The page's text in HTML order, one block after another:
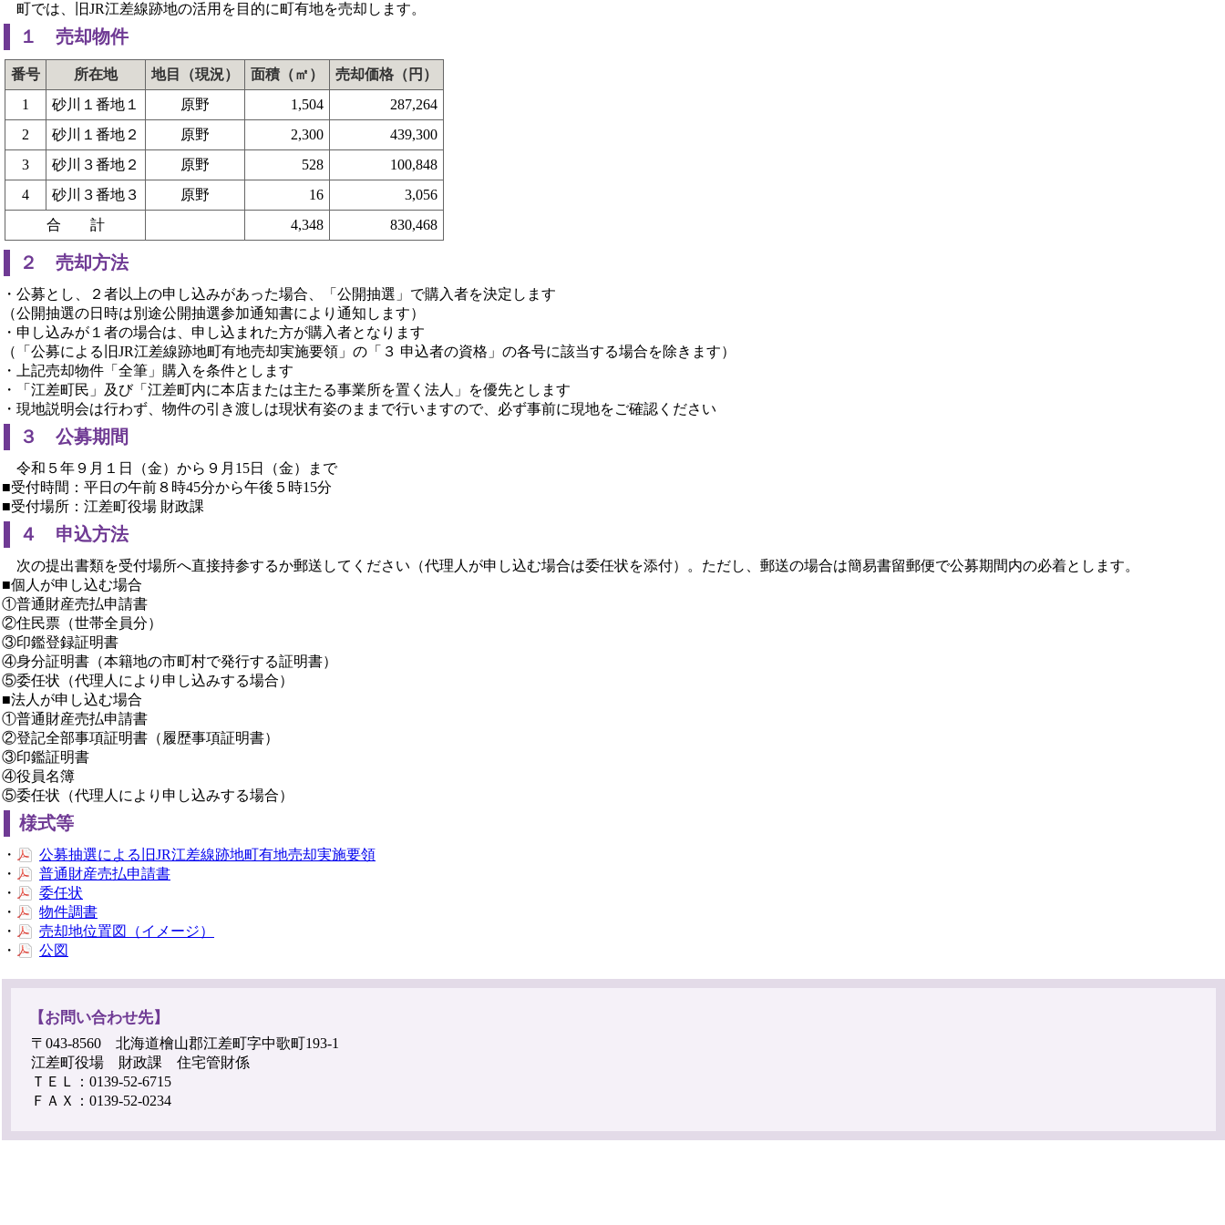
町では、旧JR江差線跡地の活用を目的に町有地を売却します。
１ 売却物件
番号 所在地 地目（現況） 面積（㎡）
売却価格（円）
1
砂川１番地１ 原野 1,504
287,264
2
砂川１番地２ 原野 2,300
439,300
3
砂川３番地２ 原野 528
100,848
4
砂川３番地３ 原野 16
3,056
合 計
4,348 830,468
２ 売却方法
・公募とし、２者以上の申し込みがあった場合、「公開抽選」で購入者を決定します
（公開抽選の日時は別途公開抽選参加通知書により通知します）
・申し込みが１者の場合は、申し込まれた方が購入者となります
（「公募による旧JR江差線跡地町有地売却実施要領」の「３ 申込者の資格」の各号に該当する場合を除きます）
・上記売却物件「全筆」購入を条件とします
・「江差町民」及び「江差町内に本店または主たる事業所を置く法人」を優先とします
・現地説明会は行わず、物件の引き渡しは現状有姿のままで行いますので、必ず事前に現地をご確認ください
３ 公募期間
令和５年９月１日（金）から９月15日（金）まで
■受付時間：平日の午前８時45分から午後５時15分
■受付場所：江差町役場 財政課
４ 申込方法
次の提出書類を受付場所へ直接持参するか郵送してください（代理人が申し込む場合は委任状を添付）。ただし、郵送の場合は簡易書留郵便で公募期間内の必着とします。
■個人が申し込む場合
①普通財産売払申請書
②住民票（世帯全員分）
③印鑑登録証明書
④身分証明書（本籍地の市町村で発行する証明書）
⑤委任状（代理人により申し込みする場合）
■法人が申し込む場合
①普通財産売払申請書
②登記全部事項証明書（履歴事項証明書）
③印鑑証明書
④役員名簿
⑤委任状（代理人により申し込みする場合）
様式等
・
公募抽選による旧JR江差線跡地町有地売却実施要領
・
普通財産売払申請書
・
委任状
・
物件調書
・
売却地位置図（イメージ）
・
公図
【お問い合わせ先】
〒043-8560 北海道檜山郡江差町字中歌町193-1
江差町役場 財政課 住宅管財係
ＴＥＬ：0139-52-6715
ＦＡＸ：0139-52-0234